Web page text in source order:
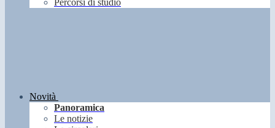
Percorsi di studio
Novità
Panoramica
Le notizie